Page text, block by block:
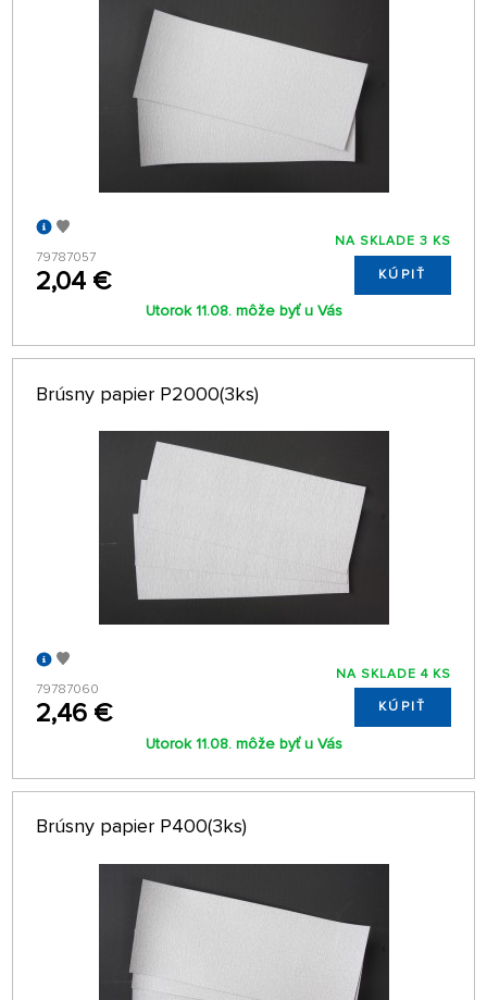
79787057
2,04 €
NA SKLADE 3 KS
KÚPIŤ
Utorok 11.08. môže byť u Vás
Brúsny papier P2000(3ks)
79787060
2,46 €
NA SKLADE 4 KS
KÚPIŤ
Utorok 11.08. môže byť u Vás
Brúsny papier P400(3ks)